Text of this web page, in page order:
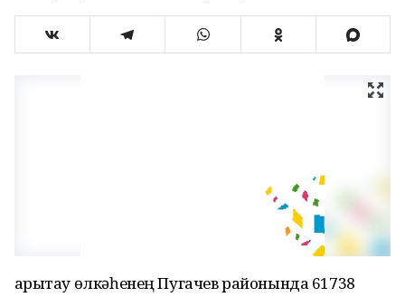
Һарытау өлкәһенең Пугачев ра­йонында 61738